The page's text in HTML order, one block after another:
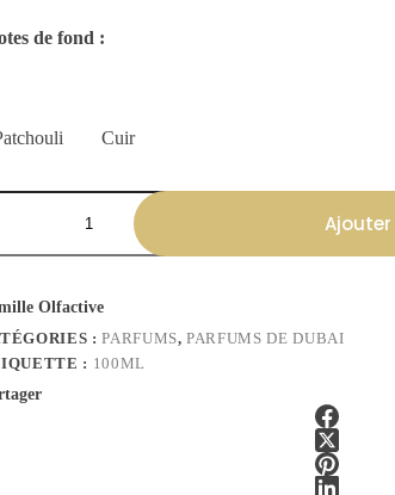
de fond :
Cuir
Olfactive
:PARFUMS,PARFUMS DE DUBAI
: 100ML